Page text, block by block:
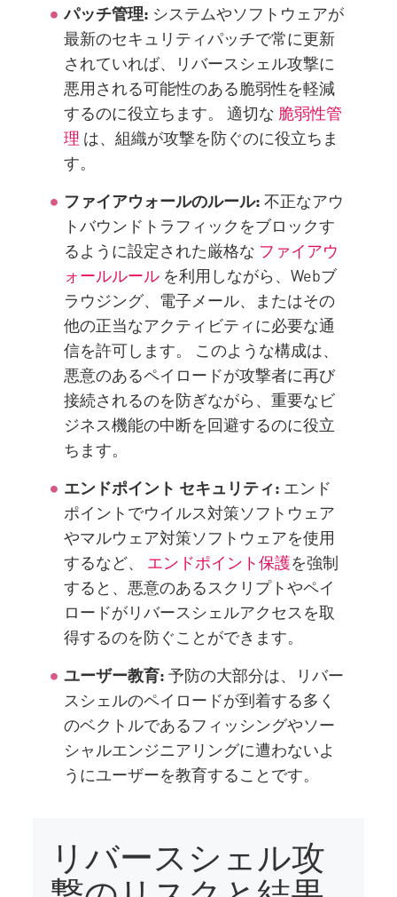
パッチ管理: システムやソフトウェアが
最新のセキュリティパッチで常に更新
されていれば、リバースシェル攻撃に
悪用される可能性のある脆弱性を軽減
するのに役立ちます。 適切な 脆弱性管
理 は、組織が攻撃を防ぐのに役立ちま
す。
ファイアウォールのルール:不正なアウ
トバウンドトラフィックをブロックす
るように設定された厳格な ファイアウ
ォールルール を利用しながら、Webブ
ラウジング、電子メール、またはその
他の正当なアクティビティに必要な通
信を許可します。 このような構成は、
悪意のあるペイロードが攻撃者に再び
接続されるのを防ぎながら、重要なビ
ジネス機能の中断を回避するのに役立
ちます。
エンドポイント セキュリティ: エンド
ポイントでウイルス対策ソフトウェア
やマルウェア対策ソフトウェアを使用
するなど、
エンドポイント保護を強制
すると、悪意のあるスクリプトやペイ
ロードがリバースシェルアクセスを取
得するのを防ぐことができます。
ユーザー教育:予防の大部分は、リバー
スシェルのペイロードが到着する多く
のベクトルであるフィッシングやソー
シャルエンジニアリングに遭わないよ
うにユーザーを教育することです。
リバースシェル攻